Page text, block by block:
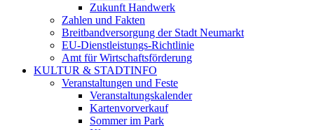
Zukunft Handwerk
Zahlen und Fakten
Breitbandversorgung der Stadt Neumarkt
EU-Dienstleistungs-Richtlinie
Amt für Wirtschaftsförderung
KULTUR & STADTINFO
Veranstaltungen und Feste
Veranstaltungskalender
Kartenvorverkauf
Sommer im Park